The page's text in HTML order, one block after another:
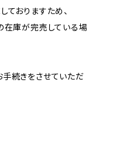
ておりますため、
在庫が完売している場
続きをさせていただ